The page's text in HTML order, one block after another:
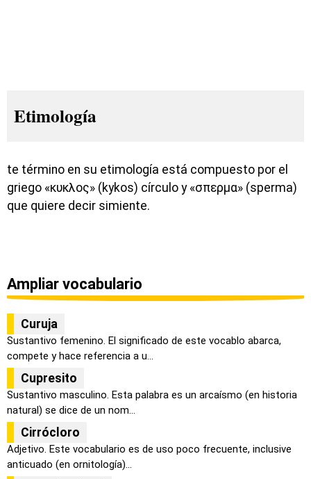
Etimología
te término en su etimología está compuesto por el
griego «κυκλος» (kykos) círculo y «σπερμα» (sperma)
que quiere decir simiente.
Ampliar vocabulario
Curuja
Sustantivo femenino. El significado de este vocablo abarca,
compete y hace referencia a u...
Cupresito
Sustantivo masculino. Esta palabra es un arcaísmo (en historia
natural) se dice de un nom...
Cirrócloro
Adjetivo. Este vocabulario es de uso poco frecuente, inclusive
anticuado (en ornitología)...